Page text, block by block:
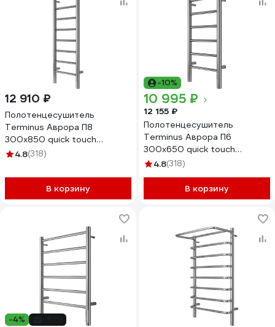
12 910 ₽
Полотенцесушитель
Terminus Аврора П8
300x850 quick touch
4670078541833
4.8(318)
В корзину
-10%
10 995 ₽
12 155 ₽
Полотенцесушитель
Terminus Аврора П6
300x650 quick touch
4670078541826
4.8(318)
В корзину
-4%